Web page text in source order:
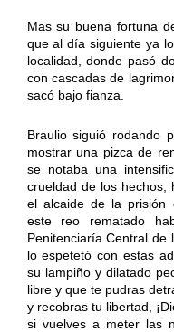
Mas su buena fortuna
que al día siguiente ya
localidad, donde pasó
con cascadas de
sacó bajo fianza.
Braulio siguió rodando
mostrar una pizca de
se notaba una
crueldad de los hechos,
el alcaide de la prisión
este reo rematado
Penitenciaría Central de
lo espetetó con estas
su lampiño y dilatado
libre y que te pudras
y recobras tu libertad,
si vuelves a meter las